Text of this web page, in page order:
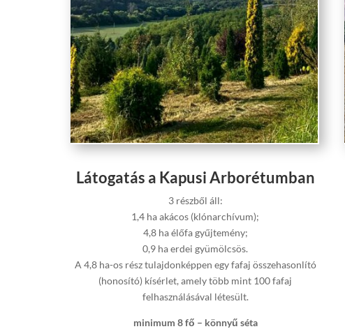
Látogatás a Kapusi Arborétumban
3 részből áll:
1,4 ha akácos (klónarchívum);
4,8 ha élőfa gyűjtemény;
0,9 ha erdei gyümölcsös.
A 4,8 ha-os rész tulajdonképpen egy fafaj összehasonlító
(honosító) kísérlet, amely több mint 100 fafaj
felhasználásával létesült.
minimum 8 fő – könnyű séta